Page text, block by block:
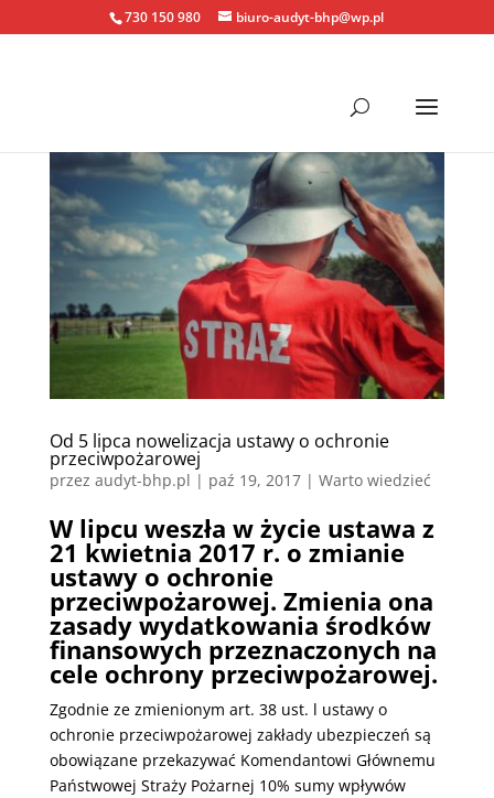
730 150 980 biuro-audyt-bhp@wp.pl
Od 5 lipca nowelizacja ustawy o ochronie
przeciwpożarowej
przez audyt-bhp.pl | paź 19, 2017| Warto wiedzieć
W lipcu weszła w życie ustawa z
21 kwietnia 2017 r. o zmianie
ustawy o ochronie
przeciwpożarowej. Zmienia ona
zasady wydatkowania środków
finansowych przeznaczonych na
cele ochrony przeciwpożarowej.
Zgodnie ze zmienionym art. 38 ust. l ustawy o
ochronie przeciwpożarowej zakłady ubezpieczeń są
obowiązane przekazywać Komendantowi Głównemu
Państwowej Straży Pożarnej 10% sumy wpływów